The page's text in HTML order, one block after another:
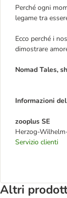
Perché ogni
legame tra
Ecco perché i
dimostrare
Nomad Tales,
Informazioni
zooplus SE
Herzog-
Servizio clienti
Altri